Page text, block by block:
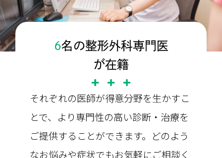
6名の整形外科専門医
が在籍
それぞれの医師が得意分野を生かすこ
とで、より専門性の高い診断・治療を
ご提供することができます。どのよう
なお悩みや症状でもお気軽にご相談く